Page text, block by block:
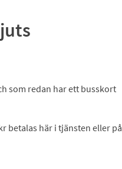
som redan har ett busskort
betalas här i tjänsten eller på